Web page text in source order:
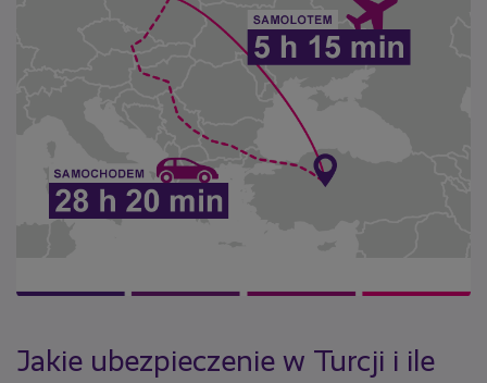
Jakie ubezpieczenie w Turcji i ile